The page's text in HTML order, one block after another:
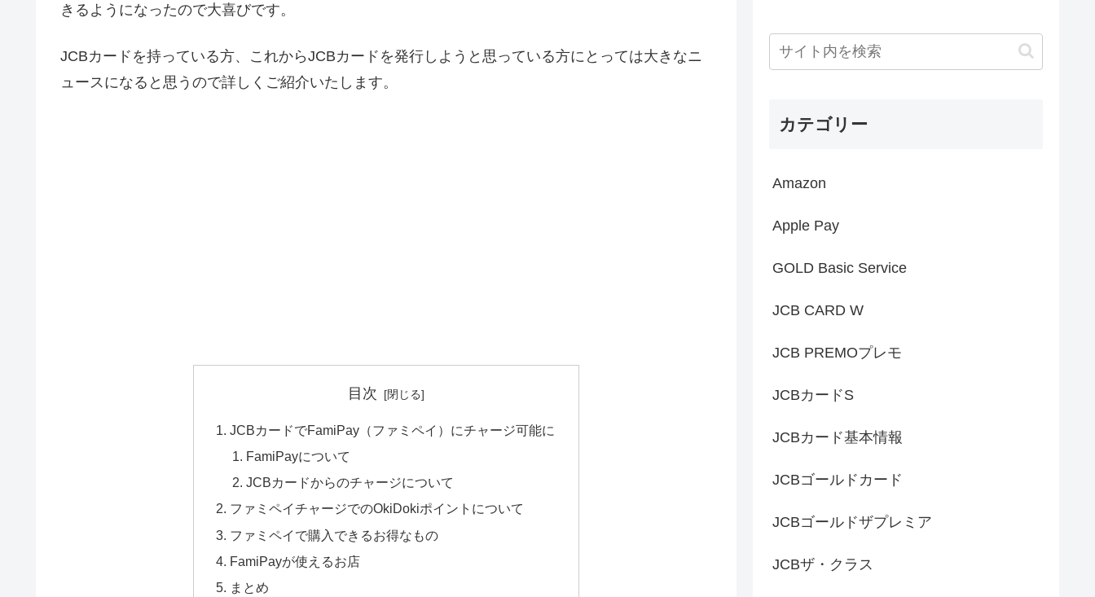
きるようになったので大喜びです。
JCBカードを持っている方、これからJCBカードを発行しようと思っている方にとっては大きなニ
ュースになると思うので詳しくご紹介いたします。
目次
JCBカードでFamiPay（ファミペイ）にチャージ可能に
FamiPayについて
JCBカードからのチャージについて
ファミペイチャージでのOkiDokiポイントについて
ファミペイで購入できるお得なもの
FamiPayが使えるお店
まとめ
カテゴリー
Amazon
Apple Pay
GOLD Basic Service
JCB CARD W
JCB PREMOプレモ
JCBカードS
JCBカード基本情報
JCBゴールドカード
JCBゴールドザプレミア
JCBザ・クラス